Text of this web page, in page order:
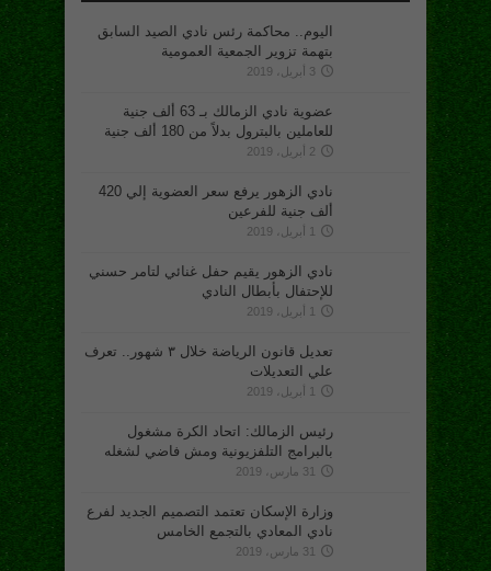
اليوم.. محاكمة رئس نادي الصيد السابق
بتهمة تزوير الجمعية العمومية
3 أبريل، 2019
عضوية نادي الزمالك بـ 63 ألف جنية
للعاملين بالبترول بدلاً من 180 ألف جنية
2 أبريل، 2019
نادي الزهور يرفع سعر العضوية إلي 420
ألف جنية للفرعين
1 أبريل، 2019
نادي الزهور يقيم حفل غنائي لتامر حسني
للإحتفال بأبطال النادي
1 أبريل، 2019
تعديل قانون الرياضة خلال ٣ شهور.. تعرف
علي التعديلات
1 أبريل، 2019
رئيس الزمالك: اتحاد الكرة مشغول
بالبرامج التلفزيونية ومش فاضي لشغله
31 مارس، 2019
وزارة الإسكان تعتمد التصميم الجديد لفرع
نادي المعادي بالتجمع الخامس
31 مارس، 2019